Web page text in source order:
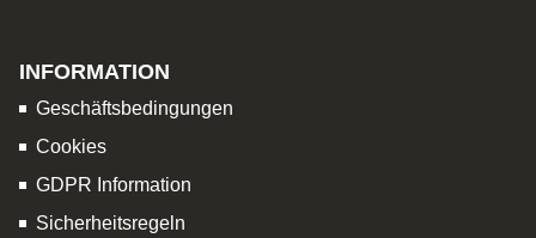
INFORMATION
Geschäftsbedingungen
Cookies
GDPR Information
Sicherheitsregeln